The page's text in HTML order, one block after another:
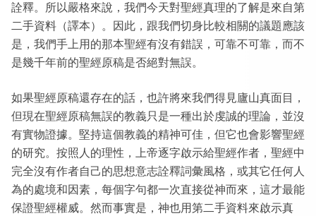
詮釋。所以嚴格來說，我們今天對聖經真理的了解是來自第
二手資料（譯本）。因此，跟我們切身比較相關的議題應該
是，我們手上用的那本聖經有沒有錯誤，可靠不可靠，而不
是幾千年前的聖經原稿是否絕對無誤。
如果聖經原稿還存在的話，也許將來我們得見廬山真面目，
但現在聖經原稿無誤的教義只是一種出於虔誠的理論，並沒
有實物證據。堅持這個教義的精神可佳，但它也會影響聖經
的研究。按照人的理性，上帝逐字啟示給聖經作者，聖經中
完全沒有作者自己的思想意志詮釋詞彙風格，或其它任何人
為的處境和因素，每個字句都一次直接從神而來，這才最能
保證聖經權威。然而事實是，神也用第二手資料來啟示真